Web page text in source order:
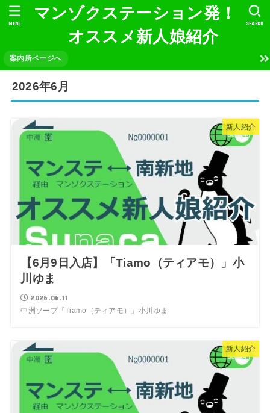
マンゾクステーション発！
オススメ新人娘紹介
案内所ページへ
SEARCH
MENU
2026年6月
新人紹介
【6月9日入店】「Tiamo（ティアモ）」小
川ゆま
2026.06.11
中洲ソープ「Tiamo（ティアモ）」小川ゆま
新人紹介